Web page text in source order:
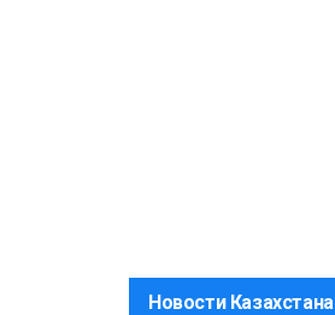
Новости Казахстана